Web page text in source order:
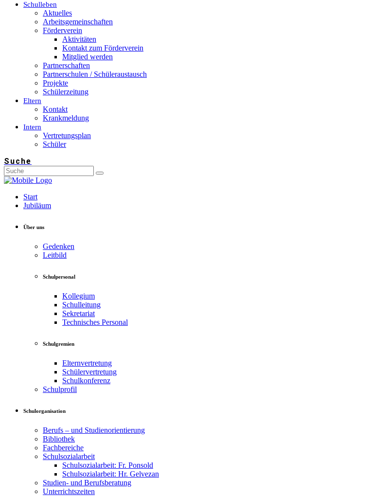
Schulleben
Aktuelles
Arbeitsgemeinschaften
Förderverein
Aktivitäten
Kontakt zum Förderverein
Mitglied werden
Partnerschaften
Partnerschulen / Schüleraustausch
Projekte
Schülerzeitung
Eltern
Kontakt
Krankmeldung
Intern
Vertretungsplan
Schüler
Suche
Start
Jubiläum
Über uns
Gedenken
Leitbild
Schulpersonal
Kollegium
Schulleitung
Sekretariat
Technisches Personal
Schulgremien
Elternvertretung
Schülervertretung
Schulkonferenz
Schulprofil
Schulorganisation
Berufs – und Studienorientierung
Bibliothek
Fachbereiche
Schulsozialarbeit
Schulsozialarbeit: Fr. Ponsold
Schulsozialarbeit: Hr. Gelvezan
Studien- und Berufsberatung
Unterrichtszeiten